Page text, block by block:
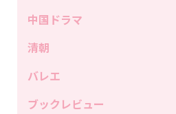
中国ドラマ
清朝
バレエ
ブックレビュー